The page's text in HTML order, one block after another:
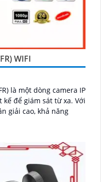
WIFI
là một dòng camera IP
để giám sát từ xa. Với
giải cao, khả năng